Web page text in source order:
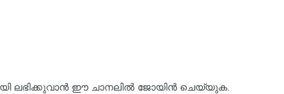
ലഭിക്കുവാൻ ഈ ചാനലിൽ ജോയിൻ ചെയ്യുക.